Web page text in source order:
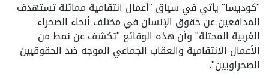
"كوديسا" يأتي في سياق "أعمال انتقامية مماثلة تستهدف
المدافعين عن حقوق الإنسان في مختلف أنحاء الصحراء
الغربية المحتلة" وأن هذه الوقائع "تكشف عن نمط من
الأعمال الانتقامية والعقاب الجماعي الموجه ضد الحقوقيين
الصحراويين".